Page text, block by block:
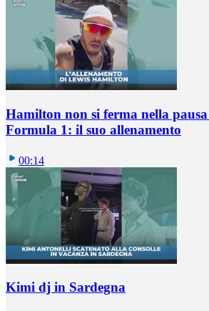
Hamilton non si ferma nella
Formula 1: il suo allenamento
00:14
Kimi dj in Sardegna